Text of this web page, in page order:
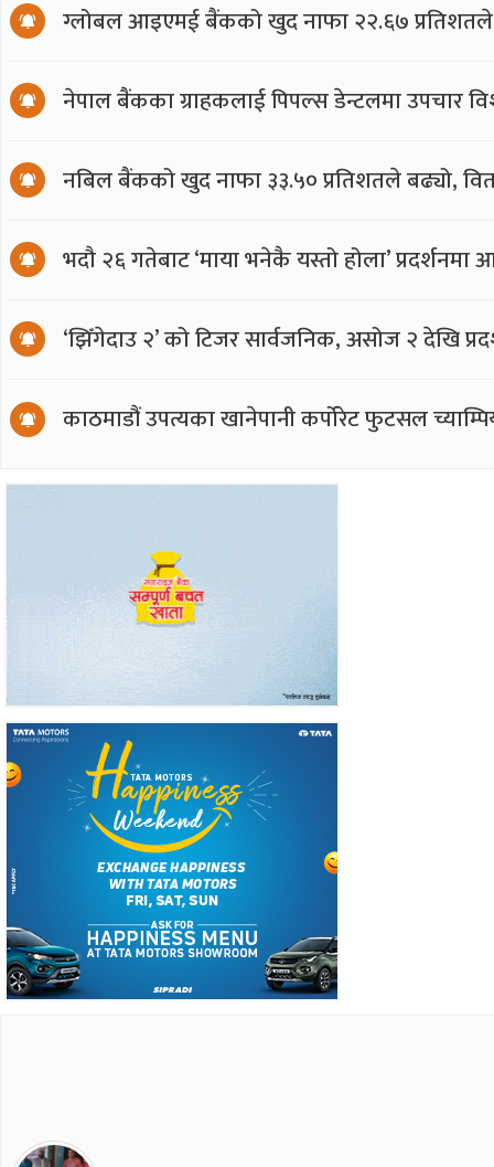
ग्लोबल आइएमई बैंकको खुद नाफा २२.६७ प्रतिशतले
नेपाल बैंकका ग्राहकलाई पिपल्स डेन्टलमा उपचार
नबिल बैंकको खुद नाफा ३३.५० प्रतिशतले बढ्यो,
भदौ २६ गतेबाट ‘माया भनेकै यस्तो होला’ प्रदर्शनमा
‘झिँगेदाउ २’ को टिजर सार्वजनिक, असोज २ देखि
काठमाडौं उपत्यका खानेपानी कर्पोरेट फुटसल